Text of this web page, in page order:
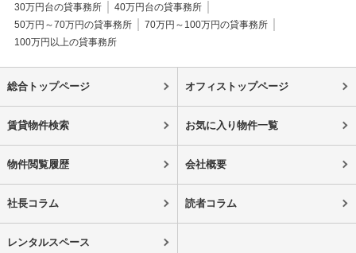
30万円台の貸事務所
40万円台の貸事務所
50万円～70万円の貸事務所
70万円～100万円の貸事務所
100万円以上の貸事務所
総合トップページ オフィストップページ
賃貸物件検索 お気に入り物件一覧
物件閲覧履歴 会社概要
社長コラム 読者コラム
レンタルスペース